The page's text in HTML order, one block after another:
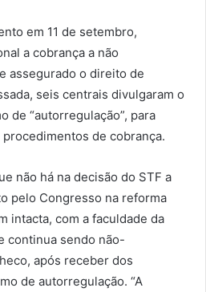
em 11 de setembro,
a cobrança a não
assegurado o direito de
seis centrais divulgaram o
de “autorregulação”, para
de cobrança.
não há na decisão do STF a
pelo Congresso na reforma
intacta, com a faculdade da
continua sendo não-
após receber dos
de autorregulação. “A